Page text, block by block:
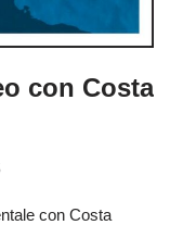
con Costa
con Costa